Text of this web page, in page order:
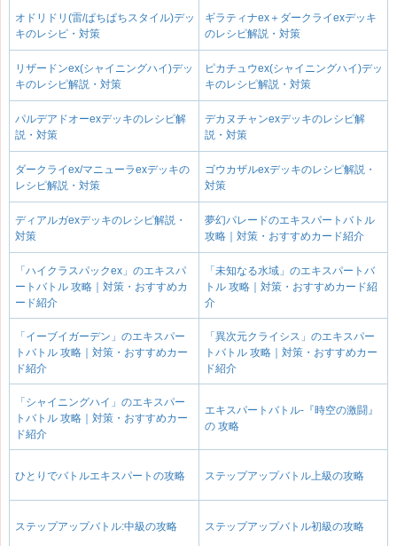
オドリドリ(雷/ぱちぱちスタイル)デッ
キのレシピ・対策
ギラティナex＋ダークライexデッキ
のレシピ解説・対策
リザードンex(シャイニングハイ)デッ
キのレシピ解説・対策
ピカチュウex(シャイニングハイ)デッ
キのレシピ解説・対策
パルデアドオーexデッキのレシピ解
説・対策
デカヌチャンexデッキのレシピ解
説・対策
ダークライex/マニューラexデッキの
レシピ解説・対策
ゴウカザルexデッキのレシピ解説・
対策
ディアルガexデッキのレシピ解説・
対策
夢幻パレードのエキスパートバトル
攻略｜対策・おすすめカード紹介
「ハイクラスパックex」のエキスパ
ートバトル 攻略｜対策・おすすめカ
ード紹介
「未知なる水域」のエキスパートバ
トル 攻略｜対策・おすすめカード紹
介
「イーブイガーデン」のエキスパー
トバトル 攻略｜対策・おすすめカー
ド紹介
「異次元クライシス」のエキスパー
トバトル 攻略｜対策・おすすめカー
ド紹介
「シャイニングハイ」のエキスパー
トバトル 攻略｜対策・おすすめカー
ド紹介
エキスパートバトル-『時空の激闘』
の 攻略
ひとりでバトルエキスパートの攻略 ステップアップバトル上級の攻略
ステップアップバトル:中級の攻略 ステップアップバトル初級の攻略